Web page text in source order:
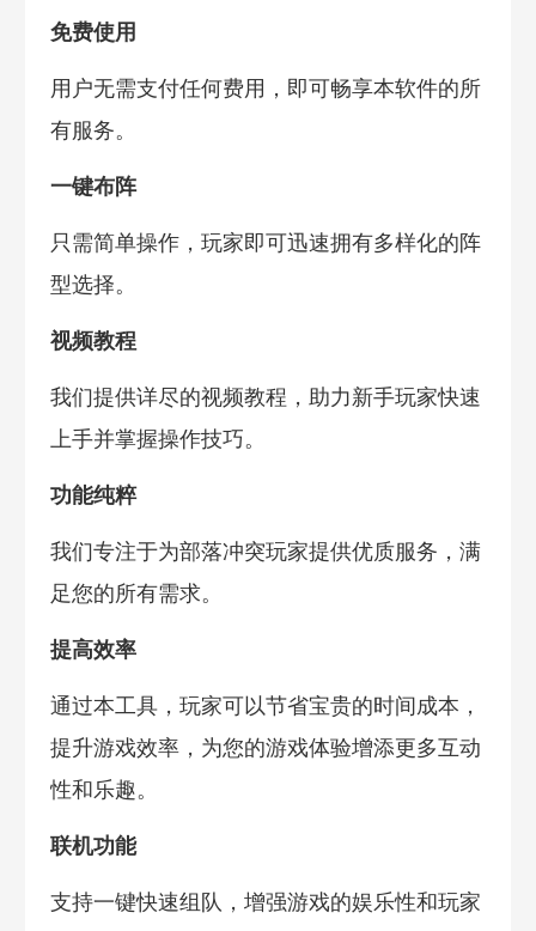
免费使用
用户无需支付任何费用，即可畅享本软件的所
有服务。
一键布阵
只需简单操作，玩家即可迅速拥有多样化的阵
型选择。
视频教程
我们提供详尽的视频教程，助力新手玩家快速
上手并掌握操作技巧。
功能纯粹
我们专注于为部落冲突玩家提供优质服务，满
足您的所有需求。
提高效率
通过本工具，玩家可以节省宝贵的时间成本，
提升游戏效率，为您的游戏体验增添更多互动
性和乐趣。
联机功能
支持一键快速组队，增强游戏的娱乐性和玩家